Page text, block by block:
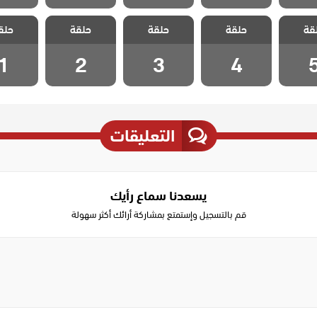
مدبلج
5
مسلسل
اسمعني مدبلج
الحلقة 4
حلقة
4
مسلسل
اسمعني مدبلج
الحلقة 3
حلقة
3
مسلسل
اسمعني مدبلج
الحلقة 2
حلقة
2
1
التعليقات
يسعدنا سماع رأيك
قم بالتسجيل وإستمتع بمشاركة أرائك أكثر سهولة